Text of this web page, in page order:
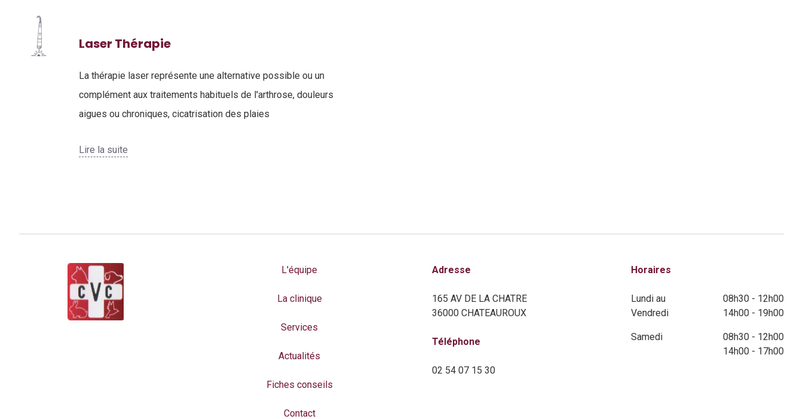
Laser Thérapie
La thérapie laser représente une alternative possible ou un
complément aux traitements habituels de l'arthrose, douleurs
aigues ou chroniques, cicatrisation des plaies
Lire la suite
L'équipe
La clinique
Services
Actualités
Fiches conseils
Contact
Adresse
165 AV DE LA CHATRE
36000 CHATEAUROUX
Téléphone
02 54 07 15 30
Horaires
Lundi au
Vendredi
08h30 - 12h00
14h00 - 19h00
Samedi
08h30 - 12h00
14h00 - 17h00